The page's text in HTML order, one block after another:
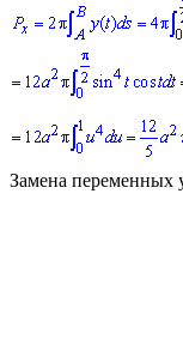
Замена переменных